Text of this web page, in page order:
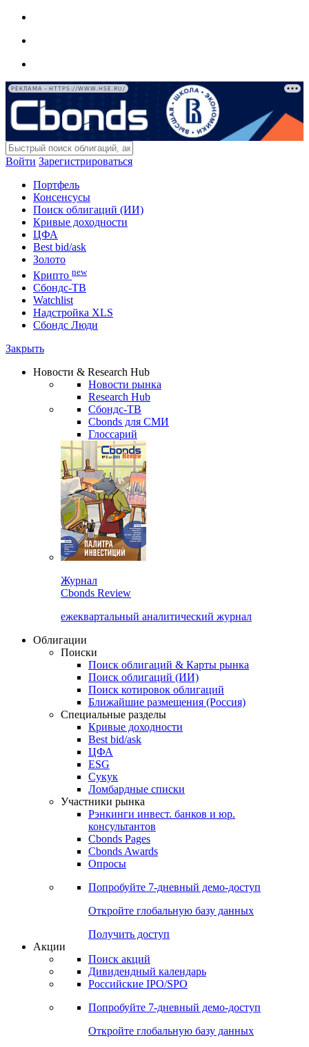
РЕКЛАМА • HTTPS://WWW.HSE.RU/
Войти Зарегистрироваться
Портфель
Консенсусы
Поиск облигаций (ИИ)
Кривые доходности
ЦФА
Best bid/ask
Золото
Крипто new
Сбондс-ТВ
Watchlist
Надстройка XLS
Сбондс Люди
Закрыть
Новости & Research Hub
Новости рынка
Research Hub
Сбондс-ТВ
Cbonds для СМИ
Глоссарий
Журнал
Cbonds Review
ежеквартальный аналитический журнал
Облигации
Поиски
Поиск облигаций & Карты рынка
Поиск облигаций (ИИ)
Поиск котировок облигаций
Ближайшие размещения (Россия)
Специальные разделы
Кривые доходности
Best bid/ask
ЦФА
ESG
Сукук
Ломбардные списки
Участники рынка
Рэнкинги инвест. банков и юр.
консультантов
Cbonds Pages
Cbonds Awards
Опросы
Попробуйте 7-дневный демо-доступ
Откройте глобальную базу данных
Получить доступ
Акции
Поиск акций
Дивидендный календарь
Российские IPO/SPO
Попробуйте 7-дневный демо-доступ
Откройте глобальную базу данных